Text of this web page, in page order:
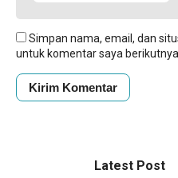
Simpan nama, email, dan
untuk komentar saya
Latest Post